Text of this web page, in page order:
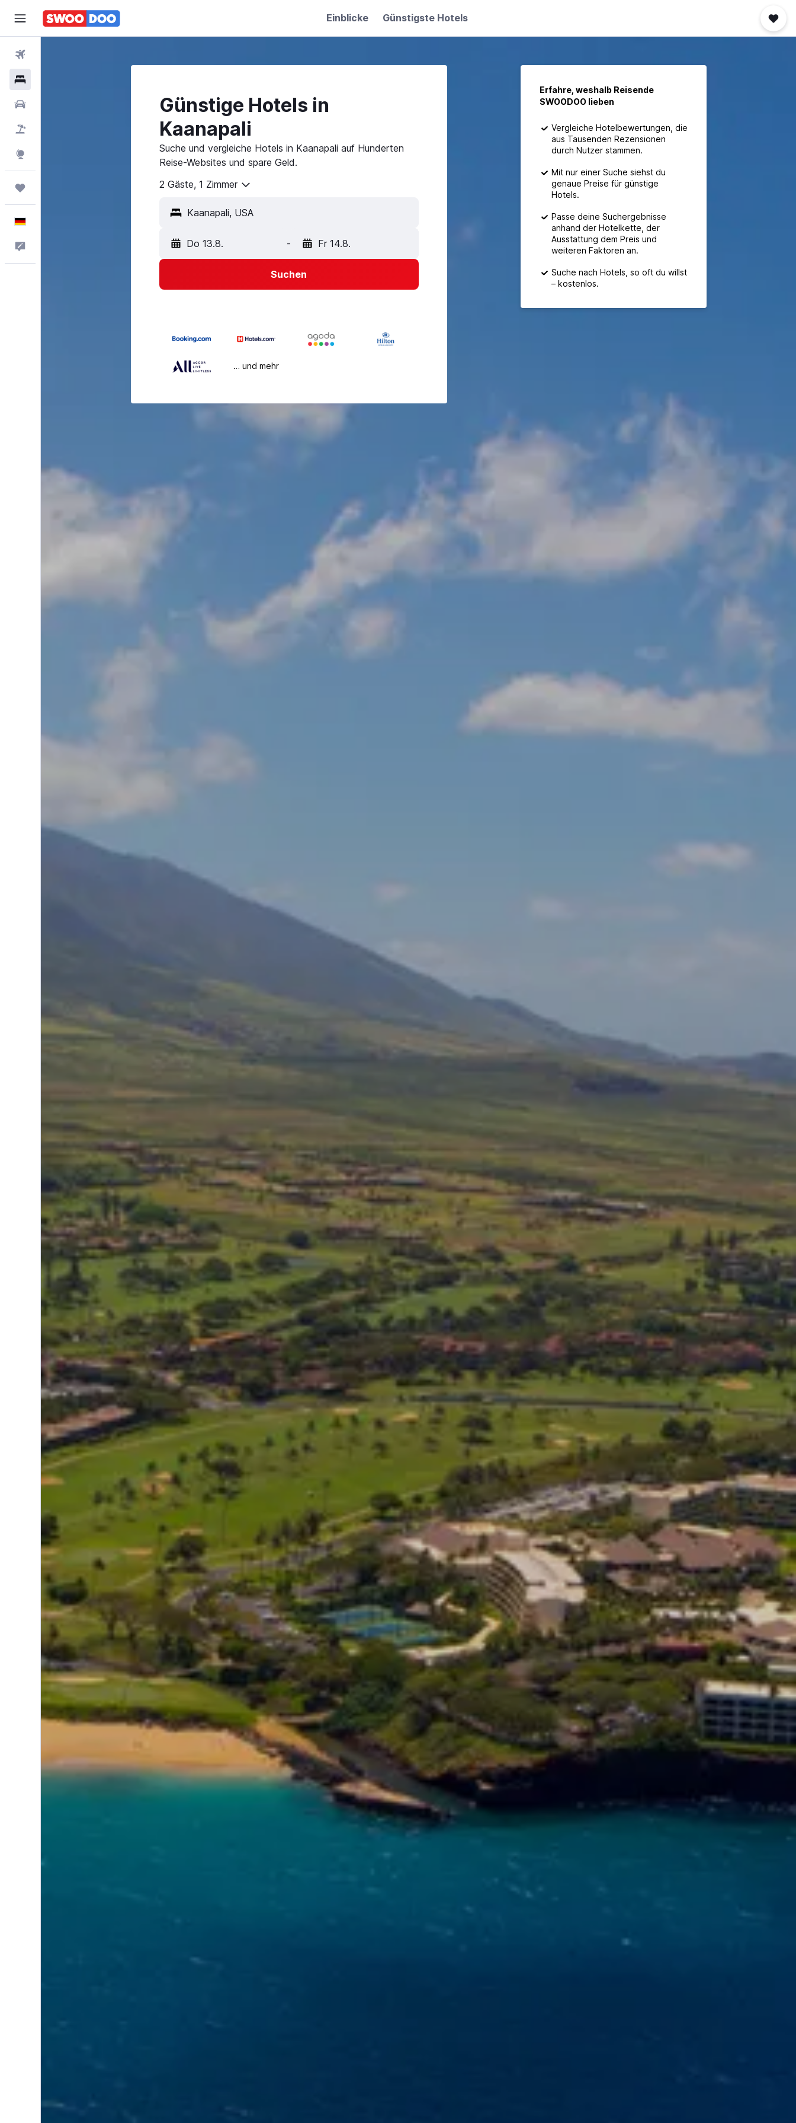
Einblicke Günstigste Hotels
Günstige Hotels in
Kaanapali
Suche und vergleiche Hotels in Kaanapali auf Hunderten
Reise-Websites und spare Geld.
2 Gäste, 1 Zimmer
Do 13.8. - Fr 14.8.
Suchen
… und mehr
Erfahre, weshalb Reisende
SWOODOO lieben
Vergleiche Hotelbewertungen, die
aus Tausenden Rezensionen
durch Nutzer stammen.
Mit nur einer Suche siehst du
genaue Preise für günstige
Hotels.
Passe deine Suchergebnisse
anhand der Hotelkette, der
Ausstattung dem Preis und
weiteren Faktoren an.
Suche nach Hotels, so oft du willst
– kostenlos.